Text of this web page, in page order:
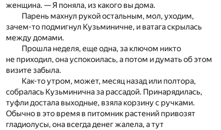
женщина. — Я поняла, из какого вы дома.
Парень махнул рукой остальным, мол, уходим,
зачем-то подмигнул Кузьминичне, и ватага скрылась
между домами.
Прошла неделя, еще одна, за ключом никто
не приходил, она успокоилась, а потом и думать об этом
визите забыла.
Как-то утром, может, месяц назад или полтора,
собралась Кузьминична за рассадой. Принарядилась,
туфли достала выходные, взяла корзину с ручками.
Обычно в это время в питомник растений привозят
гладиолусы, она всегда денег жалела, а тут